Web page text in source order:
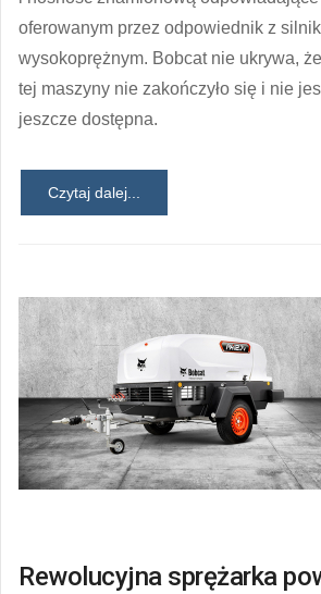
oferowanym przez odpowiednik z
wysokoprężnym. Bobcat nie ukrywa,
tej maszyny nie zakończyło się i nie
jeszcze dostępna.
Czytaj dalej...
Rewolucyjna sprężarka